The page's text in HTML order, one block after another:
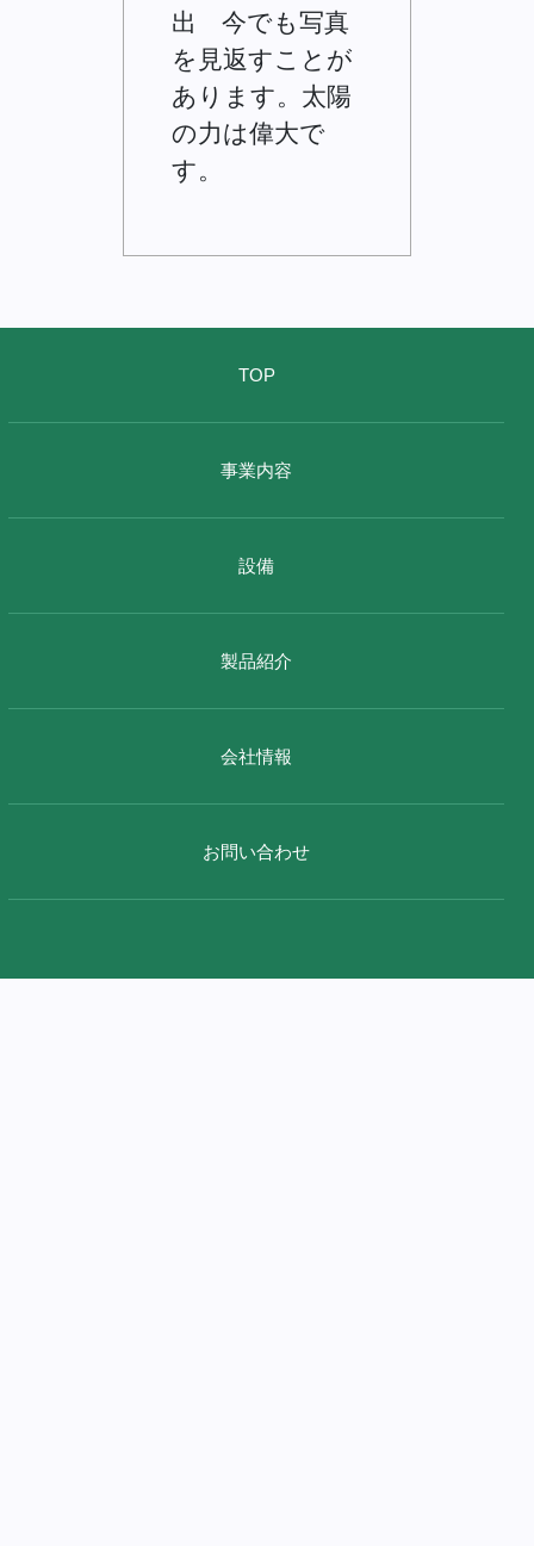
出 今でも写真
を見返すことが
あります。太陽
の力は偉大で
す。
TOP
事業内容
設備
製品紹介
会社情報
お問い合わせ